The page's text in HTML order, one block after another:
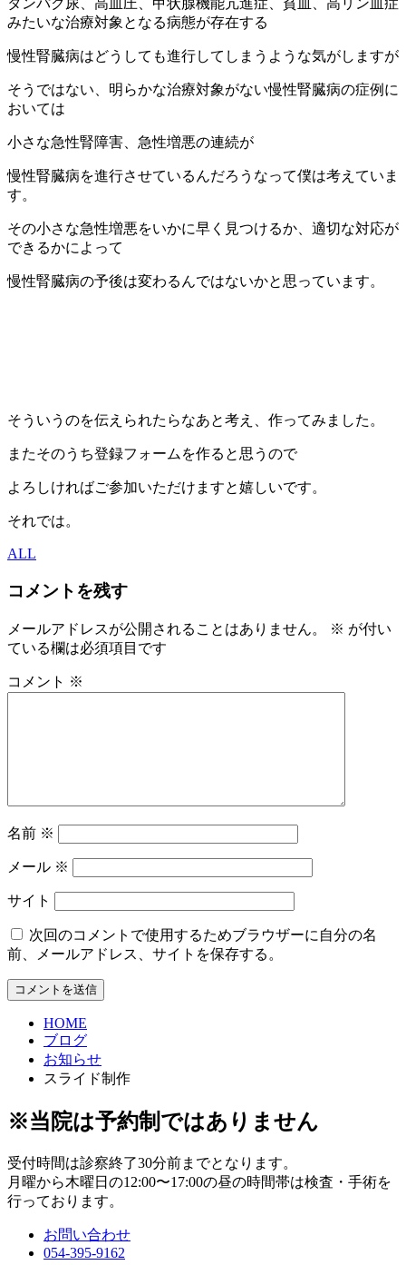
タンパク尿、高血圧、甲状腺機能亢進症、貧血、高リン血症
みたいな治療対象となる病態が存在する
慢性腎臓病はどうしても進行してしまうような気がしますが
そうではない、明らかな治療対象がない慢性腎臓病の症例に
おいては
小さな急性腎障害、急性増悪の連続が
慢性腎臓病を進行させているんだろうなって僕は考えていま
す。
その小さな急性増悪をいかに早く見つけるか、適切な対応が
できるかによって
慢性腎臓病の予後は変わるんではないかと思っています。
そういうのを伝えられたらなあと考え、作ってみました。
またそのうち登録フォームを作ると思うので
よろしければご参加いただけますと嬉しいです。
それでは。
ALL
コメントを残す
メールアドレスが公開されることはありません。 ※ が付い
ている欄は必須項目です
コメント ※
名前 ※
メール ※
サイト
次回のコメントで使用するためブラウザーに自分の名
前、メールアドレス、サイトを保存する。
HOME
ブログ
お知らせ
スライド制作
※当院は予約制ではありません
受付時間は診察終了30分前までとなります。
月曜から木曜日の12:00〜17:00の昼の時間帯は検査・手術を
行っております。
お問い合わせ
054-395-9162